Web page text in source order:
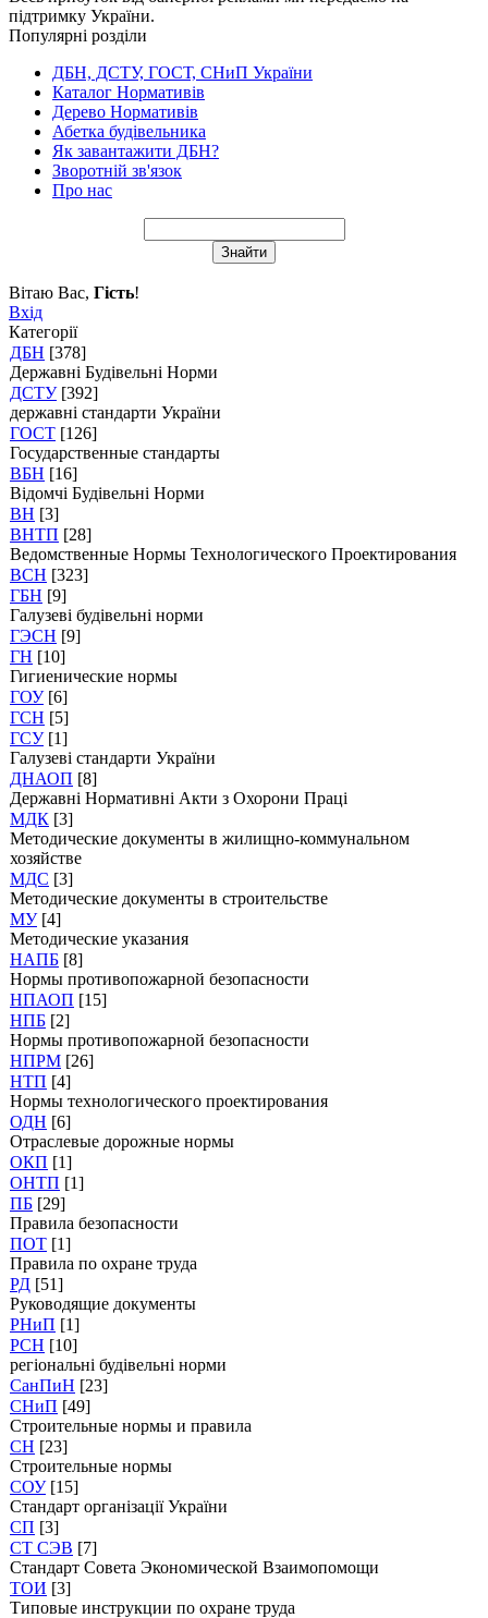
підтримку України.
Популярні розділи
ДБН, ДСТУ, ГОСТ, СНиП України
Каталог Нормативів
Дерево Нормативів
Абетка будівельника
Як завантажити ДБН?
Зворотній зв'язок
Про нас
Вітаю Вас, Гість!
Вхід
Категорії
ДБН [378]
Державні Будівельні Норми
ДСТУ [392]
державні стандарти України
ГОСТ [126]
Государственные стандарты
ВБН [16]
Відомчі Будівельні Норми
ВН [3]
ВНТП [28]
Ведомственные Нормы Технологического Проектирования
ВСН [323]
ГБН [9]
Галузеві будівельні норми
ГЭСН [9]
ГН [10]
Гигиенические нормы
ГОУ [6]
ГСН [5]
ГСУ [1]
Галузеві стандарти України
ДНАОП [8]
Державні Нормативні Акти з Охорони Праці
МДК [3]
Методические документы в жилищно-коммунальном
хозяйстве
МДС [3]
Методические документы в строительстве
МУ [4]
Методические указания
НАПБ [8]
Нормы противопожарной безопасности
НПАОП [15]
НПБ [2]
Нормы противопожарной безопасности
НПРМ [26]
НТП [4]
Нормы технологического проектирования
ОДН [6]
Отраслевые дорожные нормы
ОКП [1]
ОНТП [1]
ПБ [29]
Правила безопасности
ПОТ [1]
Правила по охране труда
РД [51]
Руководящие документы
РНиП [1]
РСН [10]
регіональні будівельні норми
СанПиН [23]
СНиП [49]
Строительные нормы и правила
СН [23]
Строительные нормы
СОУ [15]
Стандарт організації України
СП [3]
СТ СЭВ [7]
Стандарт Совета Экономической Взаимопомощи
ТОИ [3]
Типовые инструкции по охране труда